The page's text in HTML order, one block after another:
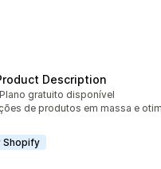
Description
ao todo
Plano gratuito disponível
de produtos em massa e
Shopify